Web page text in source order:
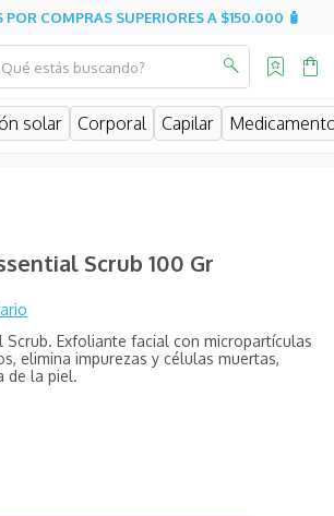
POR COMPRAS SUPERIORES A $150.000 🧴
estás buscando?
solar Corporal Capilar
Scrub 100 Gr
Scrub. Exfoliante facial con micropartículas
elimina impurezas y células muertas,
de la piel.